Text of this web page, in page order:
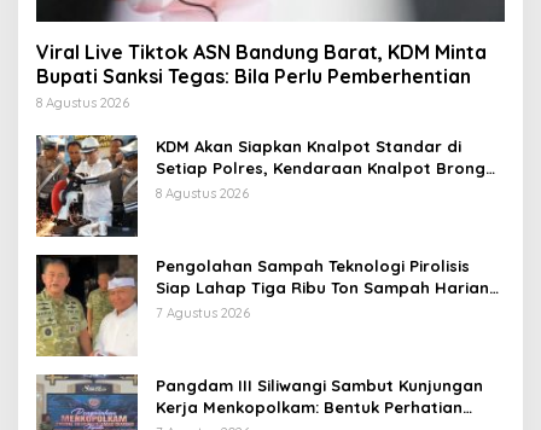
Viral Live Tiktok ASN Bandung Barat, KDM Minta
Bupati Sanksi Tegas: Bila Perlu Pemberhentian
8 Agustus 2026
KDM Akan Siapkan Knalpot Standar di
Setiap Polres, Kendaraan Knalpot Brong
Tertangkap Langsung Ganti
8 Agustus 2026
Pengolahan Sampah Teknologi Pirolisis
Siap Lahap Tiga Ribu Ton Sampah Harian
Jawa Barat
7 Agustus 2026
Pangdam III Siliwangi Sambut Kunjungan
Kerja Menkopolkam: Bentuk Perhatian